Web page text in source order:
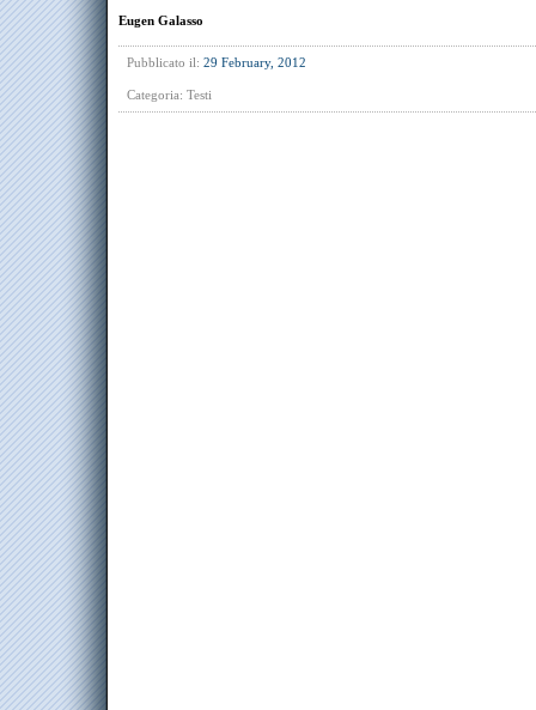
Eugen Galasso
Pubblicato il: 29 February, 2012
Categoria: Testi